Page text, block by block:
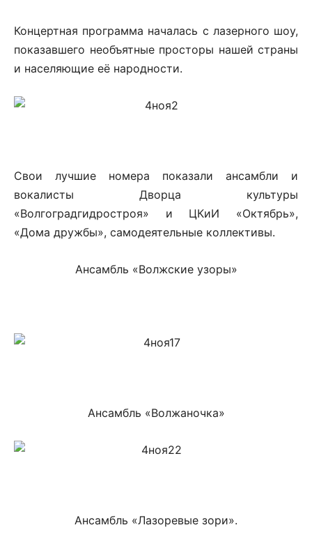
Концертная программа началась с лазерного шоу,
показавшего необъятные просторы нашей страны
и населяющие её народности.
Свои лучшие номера показали ансамбли и
вокалисты Дворца культуры
«Волгоградгидростроя» и ЦКиИ «Октябрь»,
«Дома дружбы», самодеятельные коллективы.
Ансамбль «Волжские узоры»
Ансамбль «Волжаночка»
Ансамбль «Лазоревые зори».